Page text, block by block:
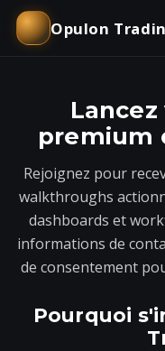
Opulon
premium
Rejoignez pour
walkthroughs
dashboards et
informations de
de consentement
Pourquoi